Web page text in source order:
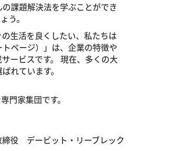
課題解決法を学ぶことができ
う。
生活を良くしたい、私たちは
ページ）」は、企業の特徴や
ービスです。 現在、多くの大
れています。
門家集団です。
役 デービット・リーブレック